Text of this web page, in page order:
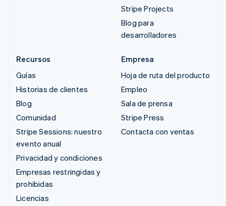
Stripe Projects
Blog para
desarrolladores
Recursos
Guías
Historias de clientes
Blog
Comunidad
Stripe Sessions: nuestro
evento anual
Privacidad y condiciones
Empresas restringidas y
prohibidas
Licencias
Empresa
Hoja de ruta del producto
Empleo
Sala de prensa
Stripe Press
Contacta con ventas